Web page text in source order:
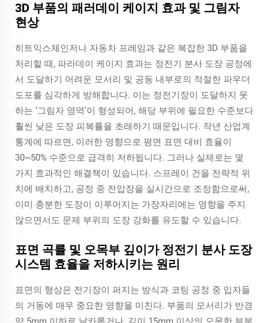
3D 부품의 패러데이 케이지 효과 및 그림자
현상
히트익스체인저나 자동차 프레임과 같은 복잡한 3D 부품을
처리할 때, 파라데이 케이지 효과는 정전기 분사 도장 공정에
서 도달하기 어려운 모서리 및 공동 내부로의 적절한 파우더
도포를 심각하게 방해합니다. 이는 정전기장이 도달하지 못
하는 ‘그림자 영역’이 형성되어, 해당 부위에 필요한 수준보다
훨씬 낮은 도장 피복률을 초래하기 때문입니다. 작년 산업계
통계에 따르면, 이러한 영향으로 평면 표면 대비 효율이
30~50% 수준으로 급격히 저하됩니다. 그러나 실제로는 몇
가지 효과적인 해결책이 있습니다. 스프레이 건을 전략적 위
치에 배치하고, 공정 중 전압장을 실시간으로 조정함으로써,
이미 충분한 도장이 이루어지는 가장자리에는 영향을 주지
않으면서도 문제 부위의 도장 강화를 유도할 수 있습니다.
표면 곡률 및 오목부 깊이가 정전기 분사 도장
시스템 효율을 저하시키는 원리
표면의 형상은 전기장이 퍼지는 방식과 코팅 공정 중 입자들
의 거동에 매우 중요한 영향을 미친다. 부품의 모서리가 반경